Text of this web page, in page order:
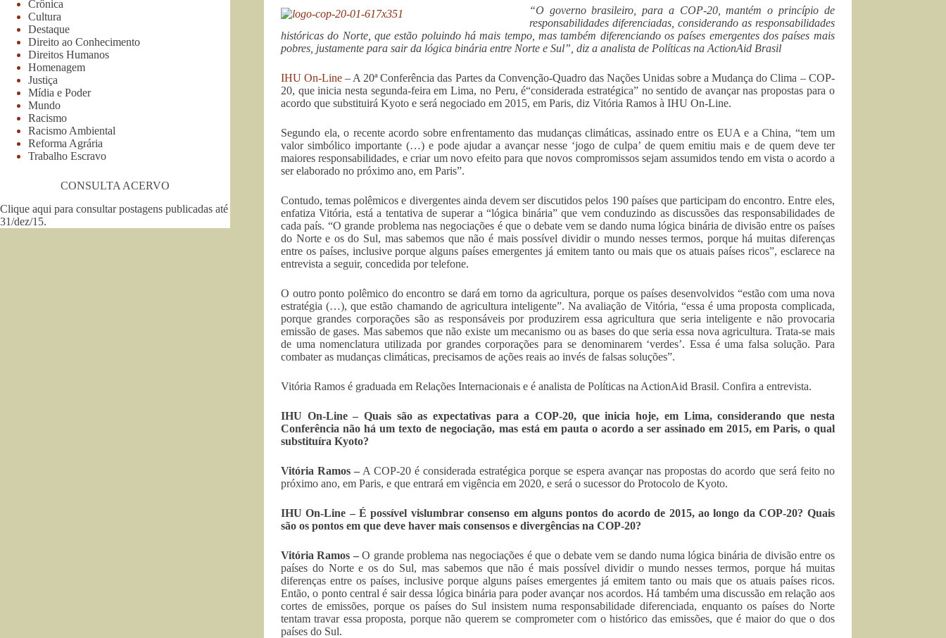
“O governo brasileiro, para a COP-20, mantém o princípio de
responsabilidades diferenciadas, considerando as responsabilidades
históricas do Norte, que estão poluindo há mais tempo, mas também diferenciando os países emergentes dos países mais
pobres, justamente para sair da lógica binária entre Norte e Sul”, diz a analista de Políticas na ActionAid Brasil
IHU On-Line – A 20ª Conferência das Partes da Convenção-Quadro das Nações Unidas sobre a Mudança do Clima – COP-
20, que inicia nesta segunda-feira em Lima, no Peru, é“considerada estratégica” no sentido de avançar nas propostas para o
acordo que substituirá Kyoto e será negociado em 2015, em Paris, diz Vitória Ramos à IHU On-Line.
Segundo ela, o recente acordo sobre enfrentamento das mudanças climáticas, assinado entre os EUA e a China, “tem um
valor simbólico importante (…) e pode ajudar a avançar nesse ‘jogo de culpa’ de quem emitiu mais e de quem deve ter
maiores responsabilidades, e criar um novo efeito para que novos compromissos sejam assumidos tendo em vista o acordo a
ser elaborado no próximo ano, em Paris”.
Contudo, temas polêmicos e divergentes ainda devem ser discutidos pelos 190 países que participam do encontro. Entre eles,
enfatiza Vitória, está a tentativa de superar a “lógica binária” que vem conduzindo as discussões das responsabilidades de
cada país. “O grande problema nas negociações é que o debate vem se dando numa lógica binária de divisão entre os países
do Norte e os do Sul, mas sabemos que não é mais possível dividir o mundo nesses termos, porque há muitas diferenças
entre os países, inclusive porque alguns países emergentes já emitem tanto ou mais que os atuais países ricos”, esclarece na
entrevista a seguir, concedida por telefone.
O outro ponto polêmico do encontro se dará em torno da agricultura, porque os países desenvolvidos “estão com uma nova
estratégia (…), que estão chamando de agricultura inteligente”. Na avaliação de Vitória, “essa é uma proposta complicada,
porque grandes corporações são as responsáveis por produzirem essa agricultura que seria inteligente e não provocaria
emissão de gases. Mas sabemos que não existe um mecanismo ou as bases do que seria essa nova agricultura. Trata-se mais
de uma nomenclatura utilizada por grandes corporações para se denominarem ‘verdes’. Essa é uma falsa solução. Para
combater as mudanças climáticas, precisamos de ações reais ao invés de falsas soluções”.
Vitória Ramos é graduada em Relações Internacionais e é analista de Políticas na ActionAid Brasil. Confira a entrevista.
IHU On-Line – Quais são as expectativas para a COP-20, que inicia hoje, em Lima, considerando que nesta
Conferência não há um texto de negociação, mas está em pauta o acordo a ser assinado em 2015, em Paris, o qual
substituíra Kyoto?
Vitória Ramos – A COP-20 é considerada estratégica porque se espera avançar nas propostas do acordo que será feito no
próximo ano, em Paris, e que entrará em vigência em 2020, e será o sucessor do Protocolo de Kyoto.
IHU On-Line – É possível vislumbrar consenso em alguns pontos do acordo de 2015, ao longo da COP-20? Quais
são os pontos em que deve haver mais consensos e divergências na COP-20?
Vitória Ramos –O grande problema nas negociações é que o debate vem se dando numa lógica binária de divisão entre os
países do Norte e os do Sul, mas sabemos que não é mais possível dividir o mundo nesses termos, porque há muitas
diferenças entre os países, inclusive porque alguns países emergentes já emitem tanto ou mais que os atuais países ricos.
Então, o ponto central é sair dessa lógica binária para poder avançar nos acordos. Há também uma discussão em relação aos
cortes de emissões, porque os países do Sul insistem numa responsabilidade diferenciada, enquanto os países do Norte
tentam travar essa proposta, porque não querem se comprometer com o histórico das emissões, que é maior do que o dos
países do Sul.
Crônica
Cultura
Destaque
Direito ao Conhecimento
Direitos Humanos
Homenagem
Justiça
Mídia e Poder
Mundo
Racismo
Racismo Ambiental
Reforma Agrária
Trabalho Escravo
CONSULTA ACERVO
Clique aqui para consultar postagens publicadas até
31/dez/15.